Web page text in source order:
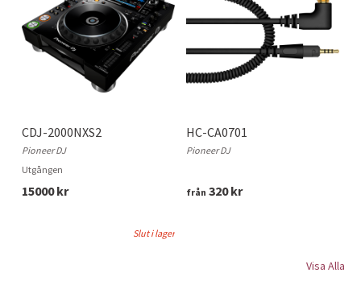
CDJ-2000NXS2
Pioneer DJ
Utgången
15000 kr
Slut i lager
HC-CA0701
Pioneer DJ
från 320 kr
Visa Alla